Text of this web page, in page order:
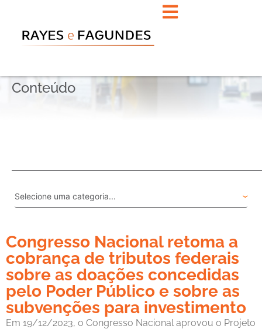
Conteúdo
Congresso Nacional retoma a
cobrança de tributos federais
sobre as doações concedidas
pelo Poder Público e sobre as
subvenções para investimento
Em 19/12/2023, o Congresso Nacional aprovou o Projeto